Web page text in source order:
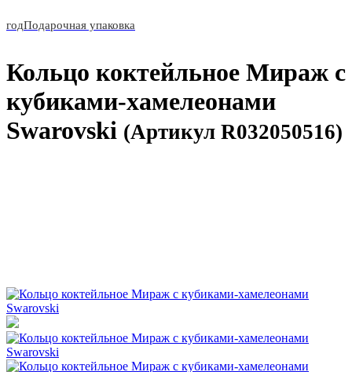
годПодарочная упаковка
Кольцо коктейльное Мираж с
кубиками-хамелеонами
Swarovski (Артикул R032050516)